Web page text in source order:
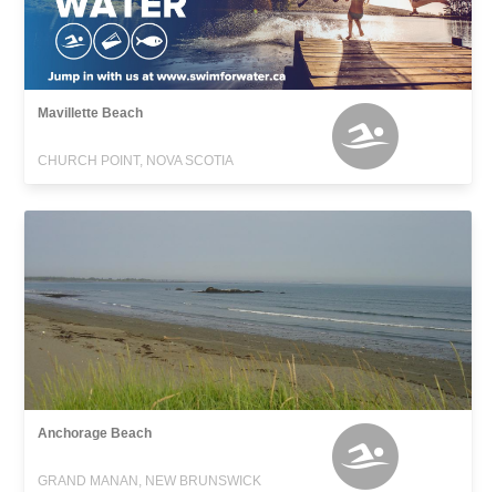
Mavillette Beach
CHURCH POINT, NOVA SCOTIA
Anchorage Beach
GRAND MANAN, NEW BRUNSWICK